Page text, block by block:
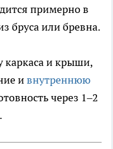
примерно в
бруса или бревна.
каркаса и крыши,
ивнутреннюю
через 1–2